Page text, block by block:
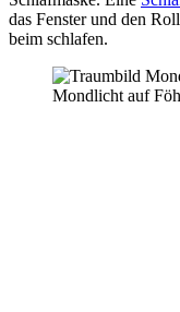
das Fenster und den
beim schlafen.
Mondlicht auf